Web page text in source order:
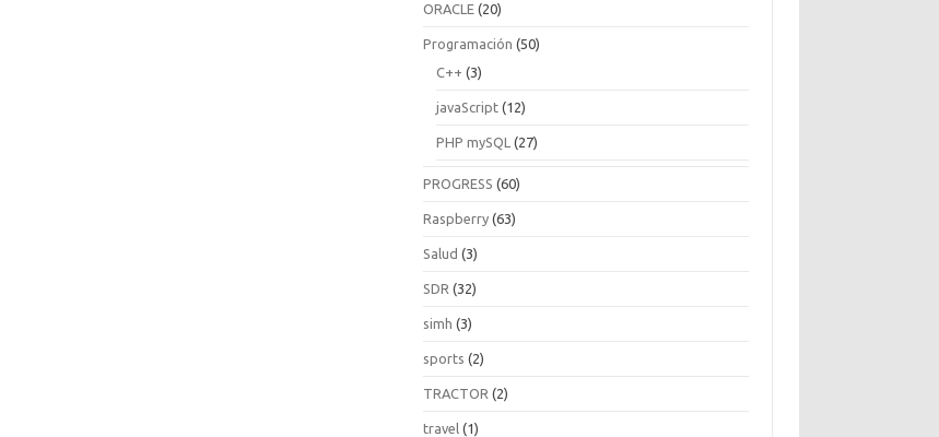
ORACLE (20)
Programación (50)
C++ (3)
javaScript (12)
PHP mySQL (27)
PROGRESS (60)
Raspberry (63)
Salud (3)
SDR (32)
simh (3)
sports (2)
TRACTOR (2)
travel (1)